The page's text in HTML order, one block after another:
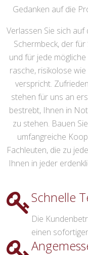
Gedanken auf die
Verlassen Sie sich
Schermbeck, der
und für jede
rasche, risikolose
verspricht.
stehen für uns an
bestrebt, Ihnen in
zu stehen. Bauen
umfangreiche
Fachleuten, die zu
Ihnen in jeder
Schnelle
Die
einen